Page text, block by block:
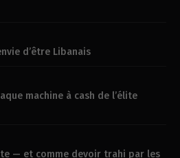
d’être Libanais
machine à cash de l’élite
— et comme devoir trahi par les